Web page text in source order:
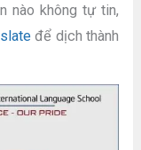
nào không tự tin,
để dịch thành